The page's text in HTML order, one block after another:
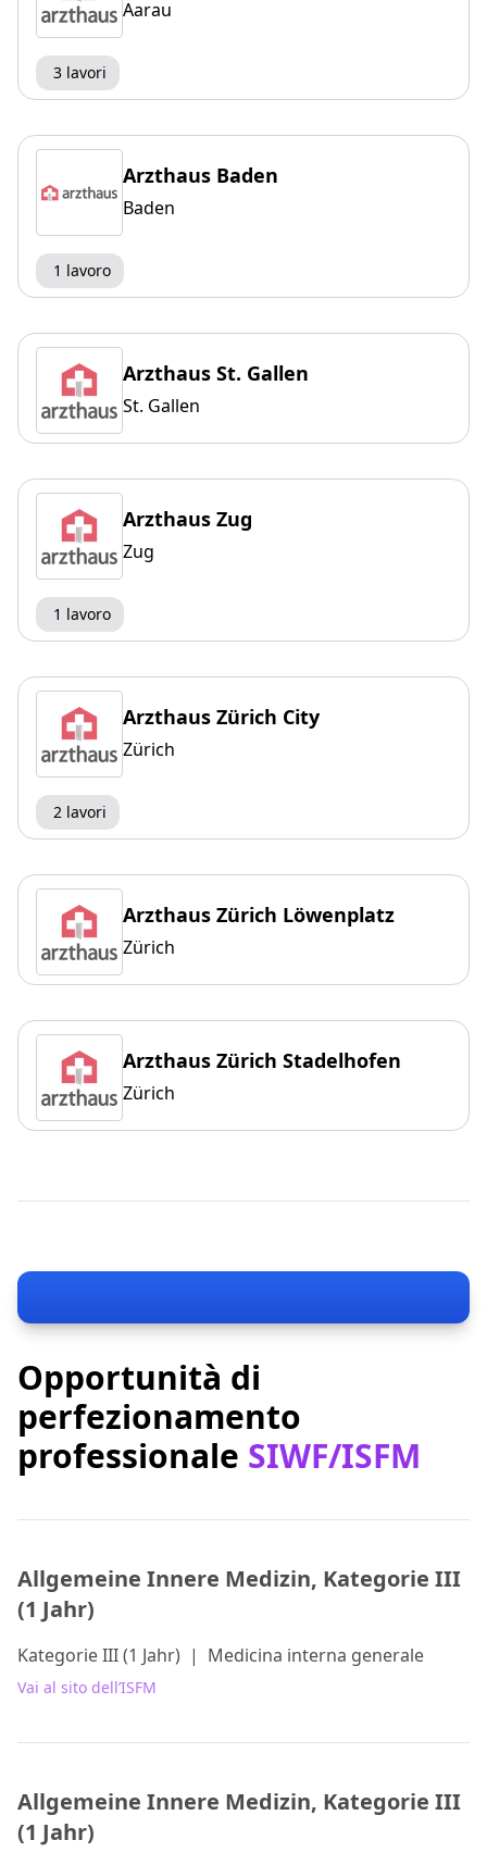
Aarau
3 lavori
Arzthaus Baden
Baden
1 lavoro
Arzthaus St. Gallen
St. Gallen
Arzthaus Zug
Zug
1 lavoro
Arzthaus Zürich City
Zürich
2 lavori
Arzthaus Zürich Löwenplatz
Zürich
Arzthaus Zürich Stadelhofen
Zürich
Opportunità di
perfezionamento
professionale SIWF/ISFM
Allgemeine Innere Medizin, Kategorie III
(1 Jahr)
Kategorie III (1 Jahr) | Medicina interna generale
Vai al sito dell’ISFM
Allgemeine Innere Medizin, Kategorie III
(1 Jahr)